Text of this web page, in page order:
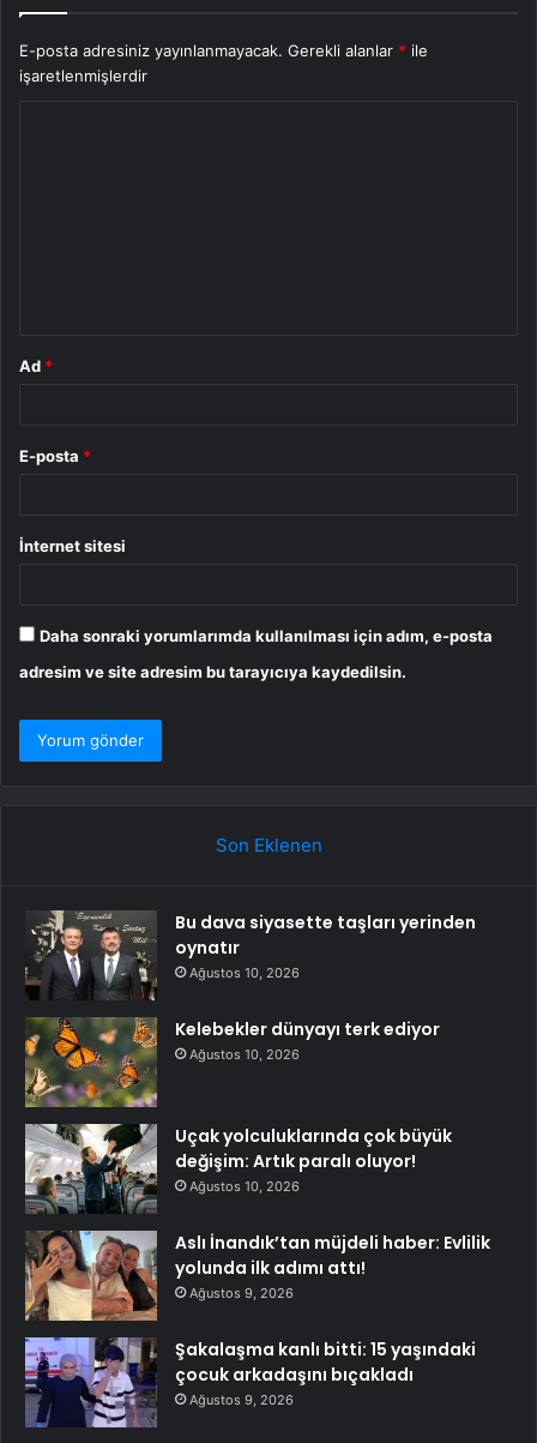
E-posta adresiniz yayınlanmayacak. Gerekli alanlar * ile
işaretlenmişlerdir
Ad *
E-posta *
İnternet sitesi
Daha sonraki yorumlarımda kullanılması için adım, e-posta
adresim ve site adresim bu tarayıcıya kaydedilsin.
Son Eklenen
Bu dava siyasette taşları yerinden
oynatır
Ağustos 10, 2026
Kelebekler dünyayı terk ediyor
Ağustos 10, 2026
Uçak yolculuklarında çok büyük
değişim: Artık paralı oluyor!
Ağustos 10, 2026
Aslı İnandık’tan müjdeli haber: Evlilik
yolunda ilk adımı attı!
Ağustos 9, 2026
Şakalaşma kanlı bitti: 15 yaşındaki
çocuk arkadaşını bıçakladı
Ağustos 9, 2026